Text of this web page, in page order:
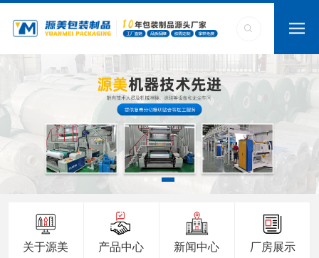
关于源美 产品中心 新闻中心 厂房展示